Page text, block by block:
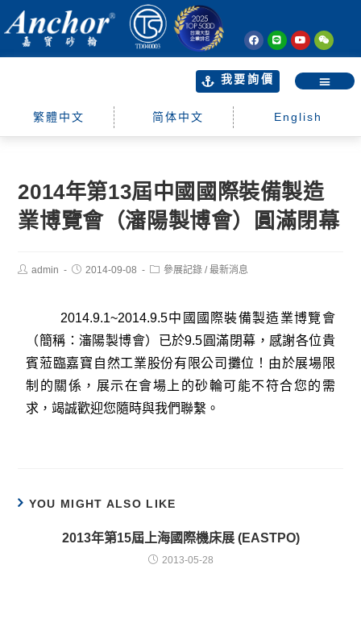
我要詢價
繁體中文 简体中文 English
2014年第13屆中國國際裝備製造
業博覽會（瀋陽製博會）圓滿閉幕
admin 2014-09-08 參展記錄 /最新消息
2014.9.1~2014.9.5中國國際裝備製造業博覽會
（簡稱：瀋陽製博會）已於9.5圓滿閉幕，感謝各位貴
賓蒞臨嘉寶自然工業股份有限公司攤位！由於展場限
制的關係，展示在會場上的砂輪可能不符合您的需
求，竭誠歡迎您隨時與我們聯繫。
YOU MIGHT ALSO LIKE
2013年第15屆上海國際機床展 (EASTPO)
2013-05-28